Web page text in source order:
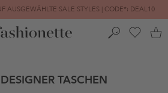
AUSGEWÄHLTE SALE STYLES | CODE*: DEAL10
| BIS ZU -80% REDUZIERT
TASCHEN